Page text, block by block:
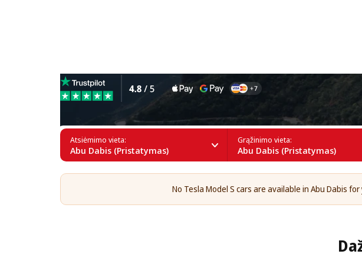
Atsiėmimo vieta:
Abu Dabis (Pristatymas)
Grąžinimo vieta:
Abu Dabis (Pristatymas)
No Tesla Model S cars are available in Abu Dabis